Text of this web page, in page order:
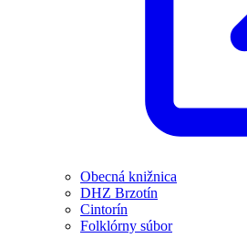
Obecná knižnica
DHZ Brzotín
Cintorín
Folklórny súbor